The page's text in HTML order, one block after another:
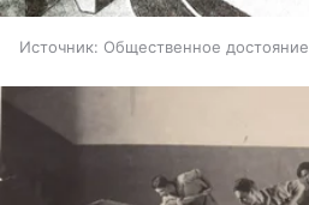
Источник: Общественное достояние